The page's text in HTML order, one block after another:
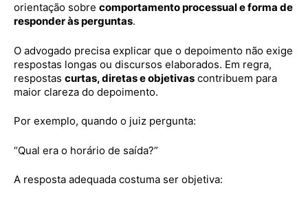
orientação sobre comportamento processual e forma de
responder às perguntas.
O advogado precisa explicar que o depoimento não exige
respostas longas ou discursos elaborados. Em regra,
respostas curtas, diretas e objetivas contribuem para
maior clareza do depoimento.
Por exemplo, quando o juiz pergunta:
“Qual era o horário de saída?”
A resposta adequada costuma ser objetiva: